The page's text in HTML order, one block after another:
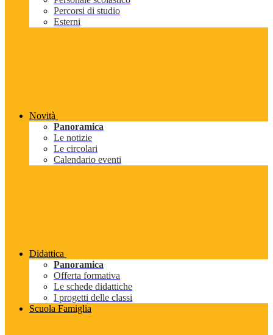
Percorsi di studio
Esterni
Novità
Panoramica
Le notizie
Le circolari
Calendario eventi
Didattica
Panoramica
Offerta formativa
Le schede didattiche
I progetti delle classi
Scuola Famiglia